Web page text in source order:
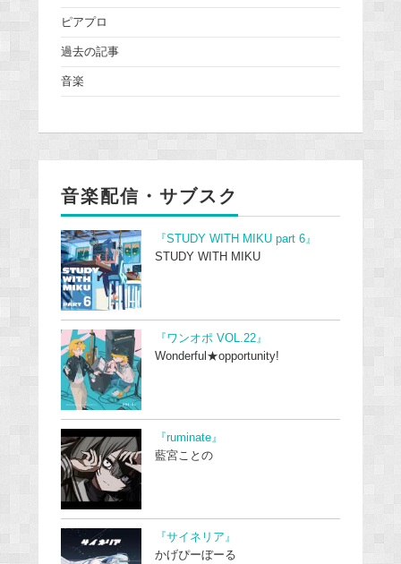
ピアプロ
過去の記事
音楽
音楽配信・サブスク
『STUDY WITH MIKU part 6』
STUDY WITH MIKU
『ワンオポ VOL.22』
Wonderful★opportunity!
『ruminate』
藍宮ことの
『サイネリア』
かげぴーぼーる